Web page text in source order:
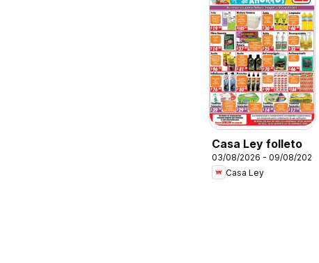
Casa Ley folleto
03/08/2026 - 09/08/2026
Casa Ley